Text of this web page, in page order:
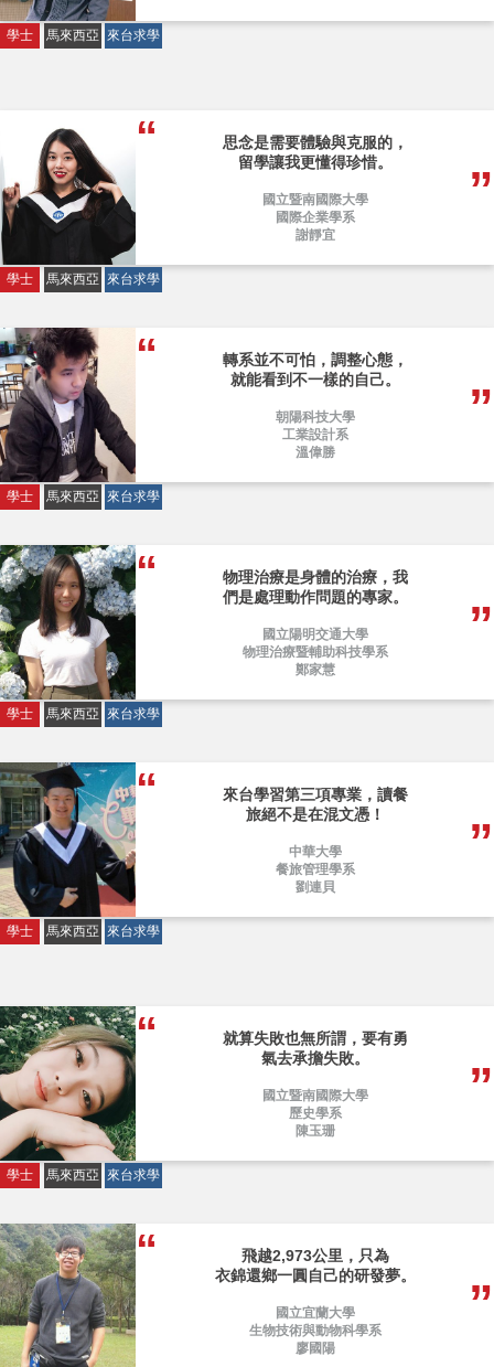
學士 馬來西亞 來台求學
思念是需要體驗與克服的，
留學讓我更懂得珍惜。
國立暨南國際大學
國際企業學系
謝靜宜
學士 馬來西亞 來台求學
轉系並不可怕，調整心態，
就能看到不一樣的自己。
朝陽科技大學
工業設計系
溫偉勝
學士 馬來西亞 來台求學
物理治療是身體的治療，我
們是處理動作問題的專家。
國立陽明交通大學
物理治療暨輔助科技學系
鄭家慧
學士 馬來西亞 來台求學
來台學習第三項專業，讀餐
旅絕不是在混文憑！
中華大學
餐旅管理學系
劉連貝
學士 馬來西亞 來台求學
就算失敗也無所謂，要有勇
氣去承擔失敗。
國立暨南國際大學
歷史學系
陳玉珊
學士 馬來西亞 來台求學
飛越2,973公里，只為
衣錦還鄉一圓自己的研發夢。
國立宜蘭大學
生物技術與動物科學系
廖國陽